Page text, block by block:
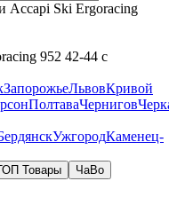
Ski Ergoracing
952 42-44 с
ЗапорожьеЛьвовКривой
ПолтаваЧернигов
УжгородКаменец-
Товары
ЧаВо